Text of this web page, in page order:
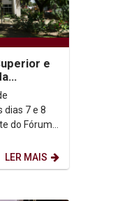
e
dias 7 e 8
do Fórum
LER MAIS